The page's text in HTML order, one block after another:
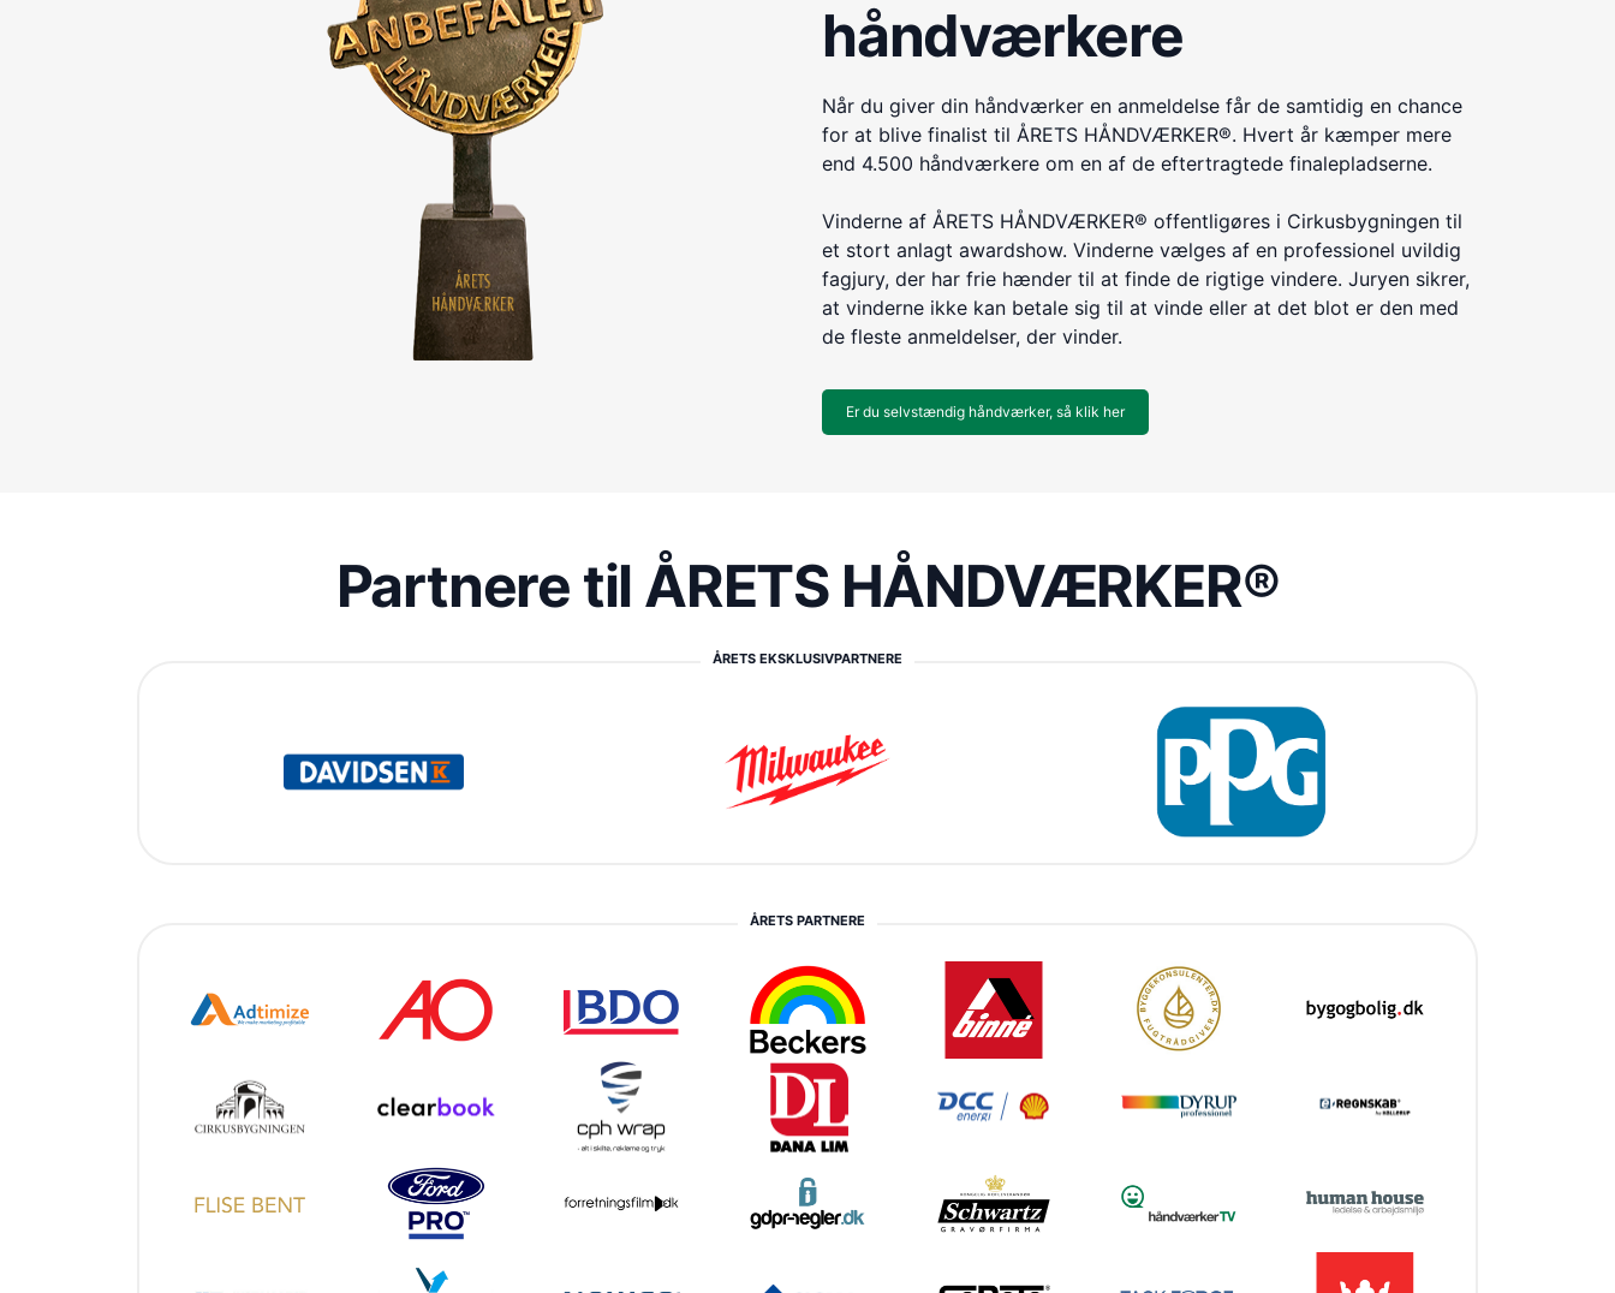
håndværkere
Når du giver din håndværker en anmeldelse får de samtidig en chance
for at blive finalist til ÅRETS HÅNDVÆRKER®. Hvert år kæmper mere
end 4.500 håndværkere om en af de eftertragtede finalepladserne.
Vinderne af ÅRETS HÅNDVÆRKER® offentligøres i Cirkusbygningen til
et stort anlagt awardshow. Vinderne vælges af en professionel uvildig
fagjury, der har frie hænder til at finde de rigtige vindere. Juryen sikrer,
at vinderne ikke kan betale sig til at vinde eller at det blot er den med
de fleste anmeldelser, der vinder.
Er du selvstændig håndværker, så klik her
Partnere til ÅRETS HÅNDVÆRKER®
ÅRETS EKSKLUSIVPARTNERE
ÅRETS PARTNERE